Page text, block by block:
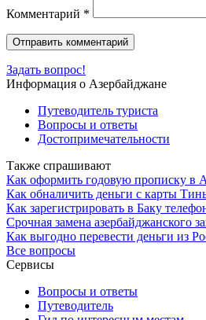
Комментарий *
Задать вопрос!
Информация о Азербайджане
Путеводитель туриста
Вопросы и ответы
Достопримечательности
Также спрашивают
Как оформить годовую прописку в
Как обналичить деньги с карты
Как зарегистрировать в Баку
Срочная замена азербайджанского
Как выгодно перевести деньги из
Все вопросы
Сервисы
Вопросы и ответы
Путеводитель